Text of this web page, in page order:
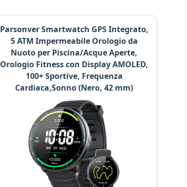
Parsonver Smartwatch GPS Integrato,
5 ATM Impermeabile Orologio da
Nuoto per Piscina/Acque Aperte,
Orologio Fitness con Display AMOLED,
100+ Sportive, Frequenza
Cardiaca,Sonno (Nero, 42 mm)